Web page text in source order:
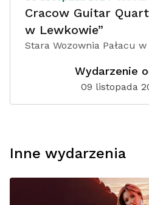
Cracow Guitar
w Lewkowie”
Stara Wozownia Pałacu
Wydarzenie
09 listopada
Inne wydarzenia